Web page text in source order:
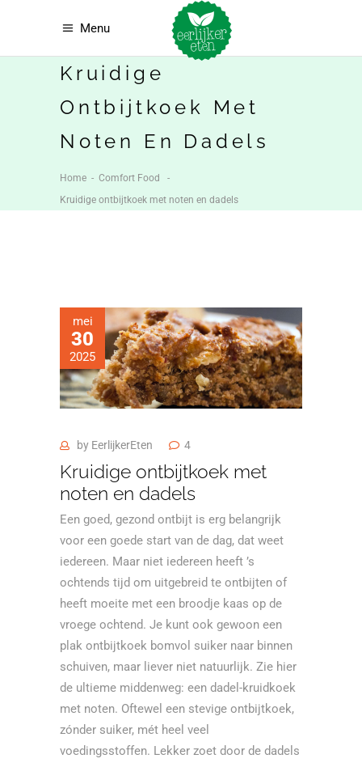
Menu
Kruidige
Ontbijtkoek Met
Noten En Dadels
Home - Comfort Food
-
Kruidige ontbijtkoek met noten en dadels
mei
30
2025
by EerlijkerEten 4
Kruidige ontbijtkoek met
noten en dadels
Een goed, gezond ontbijt is erg belangrijk
voor een goede start van de dag, dat weet
iedereen. Maar niet iedereen heeft ’s
ochtends tijd om uitgebreid te ontbijten of
heeft moeite met een broodje kaas op de
vroege ochtend. Je kunt ook gewoon een
plak ontbijtkoek bomvol suiker naar binnen
schuiven, maar liever niet natuurlijk. Zie hier
de ultieme middenweg: een dadel-kruidkoek
met noten. Oftewel een stevige ontbijtkoek,
zónder suiker, mét heel veel
voedingsstoffen. Lekker zoet door de dadels